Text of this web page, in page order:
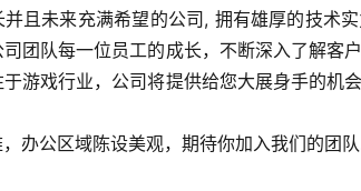
且未来充满希望的公司, 拥有雄厚的技术
团队每一位员工的成长，不断深入了解客
游戏行业，公司将提供给您大展身手的机
办公区域陈设美观，期待你加入我们的团